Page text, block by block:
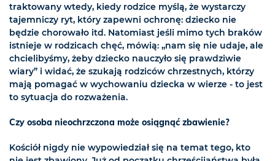
traktowany wtedy, kiedy rodzice myślą, że wystarczy
tajemniczy ryt, który zapewni ochronę: dziecko nie
będzie chorowało itd. Natomiast jeśli mimo tych braków
istnieje w rodzicach chęć, mówią: „nam się nie udaje, ale
chcielibyśmy, żeby dziecko nauczyło się prawdziwie
wiary” i widać, że szukają rodziców chrzestnych, którzy
mają pomagać w wychowaniu dziecka w wierze - to jest
to sytuacja do rozważenia.
Czy osoba nieochrzczona może osiągnąć zbawienie?
Kościół nigdy nie wypowiedział się na temat tego, kto